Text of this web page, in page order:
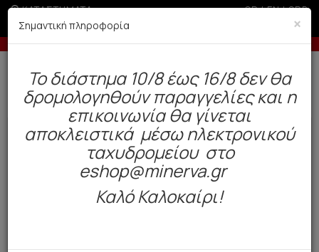
ΚΑΤΑΣΤΗΜΑΤΑ GR|EN|SRB
παραγγελίες άνω των 200€ σε περίοδο εκπτώσεων
Δωρεάν αποστολή άνω των 49€. Παράδοση σε 3-5 εργάσιμες.
Παιδί Αγόρι Σλιπάκια
NEW
×
Σημαντική πληροφορία
To διάστημα 10/8 έως 16/8 δεν θα
δρομολογηθούν παραγγελίες και η
επικοινωνία θα γίνεται
αποκλειστικά μέσω ηλεκτρονικού
ταχυδρομείου στο
eshop@minerva.gr
Καλό Καλοκαίρι!